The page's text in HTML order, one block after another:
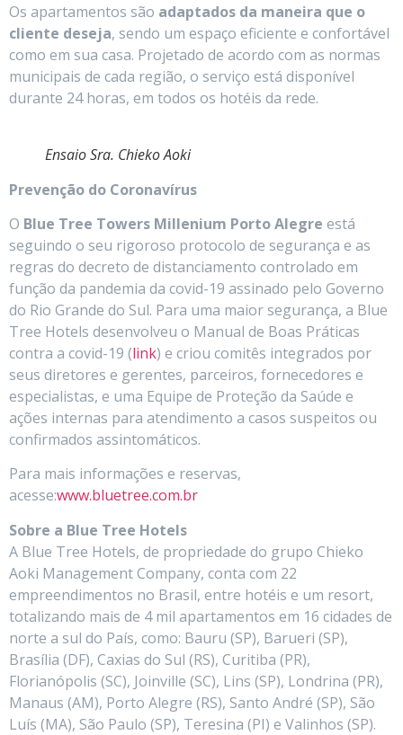
Os apartamentos são adaptados da maneira que o
cliente deseja, sendo um espaço eficiente e confortável
como em sua casa. Projetado de acordo com as normas
municipais de cada região, o serviço está disponível
durante 24 horas, em todos os hotéis da rede.
Ensaio Sra. Chieko Aoki
Prevenção do Coronavírus
O Blue Tree Towers Millenium Porto Alegre está
seguindo o seu rigoroso protocolo de segurança e as
regras do decreto de distanciamento controlado em
função da pandemia da covid-19 assinado pelo Governo
do Rio Grande do Sul. Para uma maior segurança, a Blue
Tree Hotels desenvolveu o Manual de Boas Práticas
contra a covid-19 (link) e criou comitês integrados por
seus diretores e gerentes, parceiros, fornecedores e
especialistas, e uma Equipe de Proteção da Saúde e
ações internas para atendimento a casos suspeitos ou
confirmados assintomáticos.
Para mais informações e reservas,
acesse:www.bluetree.com.br
Sobre a Blue Tree Hotels
A Blue Tree Hotels, de propriedade do grupo Chieko
Aoki Management Company, conta com 22
empreendimentos no Brasil, entre hotéis e um resort,
totalizando mais de 4 mil apartamentos em 16 cidades de
norte a sul do País, como: Bauru (SP), Barueri (SP),
Brasília (DF), Caxias do Sul (RS), Curitiba (PR),
Florianópolis (SC), Joinville (SC), Lins (SP), Londrina (PR),
Manaus (AM), Porto Alegre (RS), Santo André (SP), São
Luís (MA), São Paulo (SP), Teresina (PI) e Valinhos (SP).